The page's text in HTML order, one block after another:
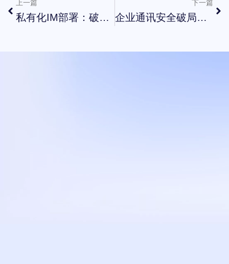
上一篇
私有化IM部署：破解企业通讯安全与效率双重困局
下一篇
企业通讯安全破局：私有化即时通讯解决三大隐患